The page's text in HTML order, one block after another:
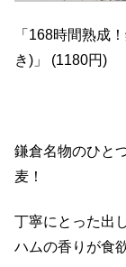
「168時間熟成
き)」 (1180円)
鎌倉名物のひと
麦！
丁寧にとった出
ハムの香りが食